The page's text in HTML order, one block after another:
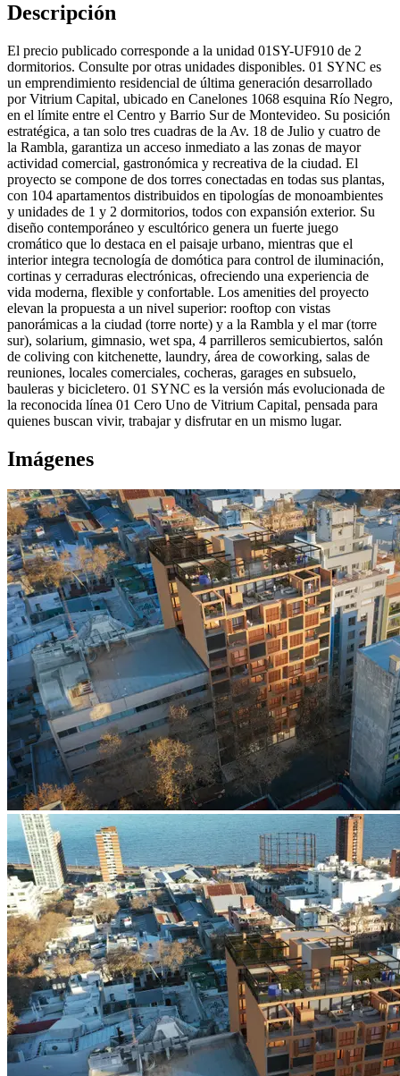
Descripción
El precio publicado corresponde a la unidad 01SY-UF910 de 2
dormitorios. Consulte por otras unidades disponibles. 01 SYNC es
un emprendimiento residencial de última generación desarrollado
por Vitrium Capital, ubicado en Canelones 1068 esquina Río Negro,
en el límite entre el Centro y Barrio Sur de Montevideo. Su posición
estratégica, a tan solo tres cuadras de la Av. 18 de Julio y cuatro de
la Rambla, garantiza un acceso inmediato a las zonas de mayor
actividad comercial, gastronómica y recreativa de la ciudad. El
proyecto se compone de dos torres conectadas en todas sus plantas,
con 104 apartamentos distribuidos en tipologías de monoambientes
y unidades de 1 y 2 dormitorios, todos con expansión exterior. Su
diseño contemporáneo y escultórico genera un fuerte juego
cromático que lo destaca en el paisaje urbano, mientras que el
interior integra tecnología de domótica para control de iluminación,
cortinas y cerraduras electrónicas, ofreciendo una experiencia de
vida moderna, flexible y confortable. Los amenities del proyecto
elevan la propuesta a un nivel superior: rooftop con vistas
panorámicas a la ciudad (torre norte) y a la Rambla y el mar (torre
sur), solarium, gimnasio, wet spa, 4 parrilleros semicubiertos, salón
de coliving con kitchenette, laundry, área de coworking, salas de
reuniones, locales comerciales, cocheras, garages en subsuelo,
bauleras y bicicletero. 01 SYNC es la versión más evolucionada de
la reconocida línea 01 Cero Uno de Vitrium Capital, pensada para
quienes buscan vivir, trabajar y disfrutar en un mismo lugar.
Imágenes